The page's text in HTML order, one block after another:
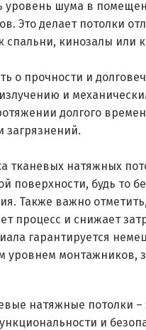
уровень шума в
Это делает потолки
спальни, кинозалы или
о прочности и
и
долгого
загрязнений.
тканевых натяжных
поверхности, будь то
Также важно
процесс и снижает
гарантируется
монтажников,
натяжные потолки
и